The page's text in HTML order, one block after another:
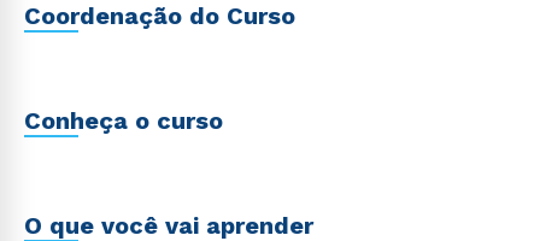
Coordenação do Curso
Conheça o curso
O que você vai aprender